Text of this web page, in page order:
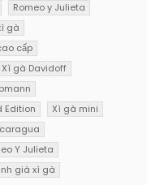
Romeo y Julieta
gà
cấp
Xì gà Davidoff
Edition
Xì gà mini
Y Julieta
giá xì gà